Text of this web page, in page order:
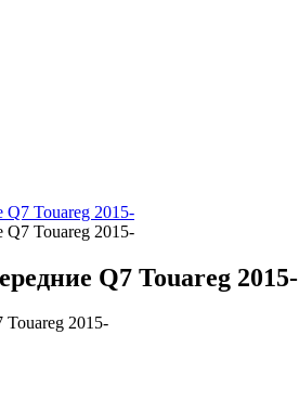
Touareg 2015-
Touareg 2015-
Q7 Touareg 2015-